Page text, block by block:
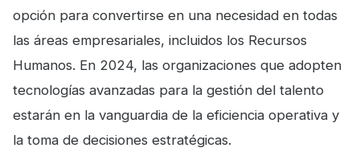
opción para convertirse en una necesidad en todas
las áreas empresariales, incluidos los Recursos
Humanos. En 2024, las organizaciones que adopten
tecnologías avanzadas para la gestión del talento
estarán en la vanguardia de la eficiencia operativa y
la toma de decisiones estratégicas.